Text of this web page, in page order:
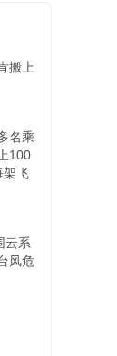
搬上
名乘
100
架飞
云系
风危